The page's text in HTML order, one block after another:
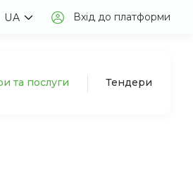
UA Вхід до платформи
та послуги Тендери